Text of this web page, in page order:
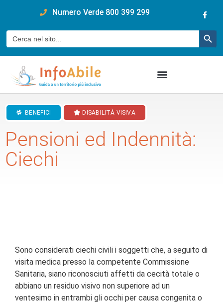
Numero Verde 800 399 299
Cerca:
BENEFICI DISABILITÀ VISIVA
Pensioni ed Indennità:
Ciechi
Sono considerati ciechi civili i soggetti che, a seguito di
visita medica presso la competente Commissione
Sanitaria, siano riconosciuti affetti da cecità totale o
abbiano un residuo visivo non superiore ad un
ventesimo in entrambi gli occhi per causa congenita o